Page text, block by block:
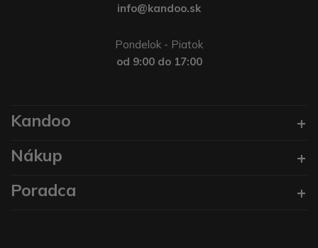
info@kandoo.sk
Pondelok - Piatok
od 9:00 do 17:00
Kandoo
Nákup
Poradca